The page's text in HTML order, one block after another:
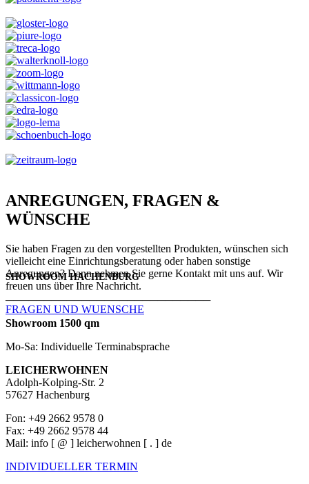
ANREGUNGEN, FRAGEN &
WÜNSCHE
Sie haben Fragen zu den vorgestellten Produkten, wünschen sich
vielleicht eine Einrichtungsberatung oder haben sonstige
Anregungen? Dann nehmen Sie gerne Kontakt mit uns auf. Wir
freuen uns über Ihre Nachricht.
FRAGEN UND WUENSCHE
SHOWROOM HACHENBURG
───────────────────────────
Showroom 1500 qm
Mo-Sa: Individuelle Terminabsprache
LEICHERWOHNEN
Adolph-Kolping-Str. 2
57627 Hachenburg
Fon: +49 2662 9578 0
Fax: +49 2662 9578 44
Mail: info [ @ ] leicherwohnen [ . ] de
INDIVIDUELLER TERMIN